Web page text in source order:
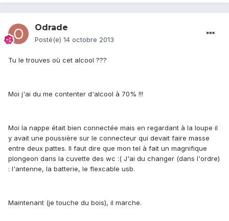
Odrade
Posté(e) 14 octobre 2013
Tu le trouves où cet alcool ???
Moi j'ai du me contenter d'alcool à 70% !!!
Moi la nappe était bien connectée mais en regardant à la loupe il
y avait une poussière sur le connecteur qui devait faire masse
entre deux pattes. Il faut dire que mon tel à fait un magnifique
plongeon dans la cuvette des wc :( J'ai du changer (dans l'ordre)
: l'antenne, la batterie, le flexcable usb.
Maintenant (je touche du bois), il marche.